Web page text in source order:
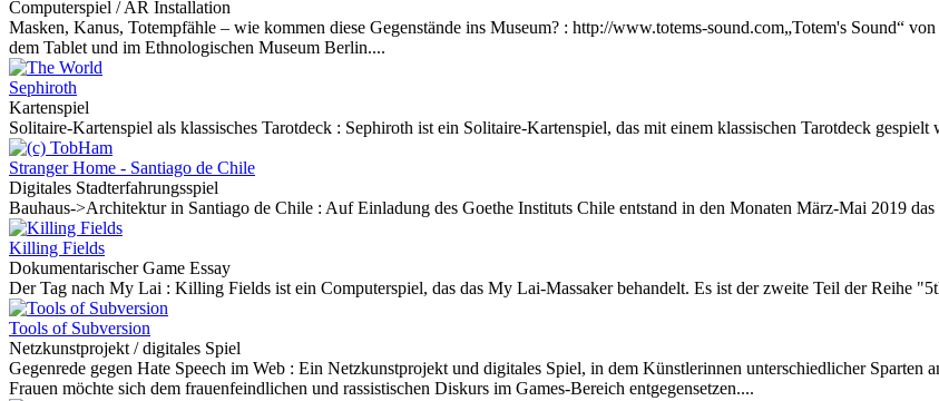
Computerspiel / AR Installation
Masken, Kanus, Totempfähle – wie kommen diese Gegenstände ins Museum? : http://www.totems-sound.com„Totem's Sound“
dem Tablet und im Ethnologischen Museum Berlin....
Sephiroth
Kartenspiel
Solitaire-Kartenspiel als klassisches Tarotdeck : Sephiroth ist ein Solitaire-Kartenspiel, das mit einem klassischen Tarotdeck gespielt
Stranger Home - Santiago de Chile
Digitales Stadterfahrungsspiel
Bauhaus->Architektur in Santiago de Chile : Auf Einladung des Goethe Instituts Chile entstand in den Monaten März-Mai 2019
Killing Fields
Dokumentarischer Game Essay
Der Tag nach My Lai : Killing Fields ist ein Computerspiel, das das My Lai-Massaker behandelt. Es ist der zweite Teil der Reihe
Tools of Subversion
Netzkunstprojekt / digitales Spiel
Gegenrede gegen Hate Speech im Web : Ein Netzkunstprojekt und digitales Spiel, in dem Künstlerinnen unterschiedlicher Sparten
Frauen möchte sich dem frauenfeindlichen und rassistischen Diskurs im Games-Bereich entgegensetzen....